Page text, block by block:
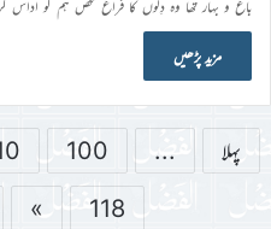
باغ و بہار تھا وہ دِلوں کا فراغ شخص ہم کو اداس
مزید پڑھیں
پہلا ...
100
118
»